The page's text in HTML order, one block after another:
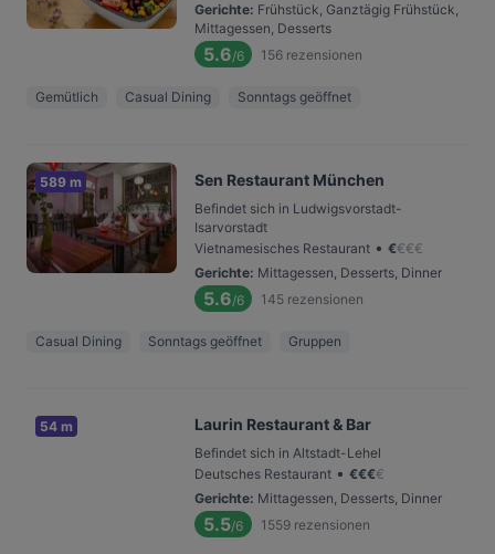
Gerichte: Frühstück, Ganztägig Frühstück,
Mittagessen, Desserts
5.6/6 156 rezensionen
Gemütlich Casual Dining Sonntags geöffnet
589 m Sen Restaurant München
Befindet sich in Ludwigsvorstadt-
Isarvorstadt
Vietnamesisches Restaurant • €€€€
Gerichte: Mittagessen, Desserts, Dinner
5.6/6 145 rezensionen
Casual Dining Sonntags geöffnet Gruppen
54 m Laurin Restaurant & Bar
Befindet sich in Altstadt-Lehel
Deutsches Restaurant • €€€€
Gerichte: Mittagessen, Desserts, Dinner
5.5/6 1559 rezensionen